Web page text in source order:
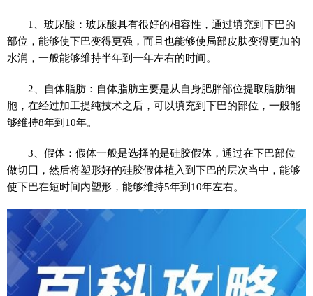
1、玻尿酸：玻尿酸具有很好的相容性，通过填充到下巴的
部位，能够使下巴变得更强，而且也能够使局部皮肤变得更加的
水润，一般能够维持半年到一年左右的时间。
2、自体脂肪：自体脂肪主要是从自身肥胖部位提取脂肪细
胞，在经过加工提纯技术之后，可以填充到下巴的部位，一般能
够维持8年到10年。
3、假体：假体一般是选择的是硅胶假体，通过在下巴部位
做切囗，然后将塑形好的硅胶假体植入到下巴的层次当中，能够
使下巴在短时间内塑形，能够维持5年到10年左右。